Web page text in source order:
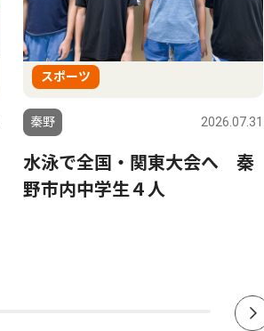
スポーツ
秦野 2026.07.31
水泳で全国・関東大会へ 秦
野市内中学生４人